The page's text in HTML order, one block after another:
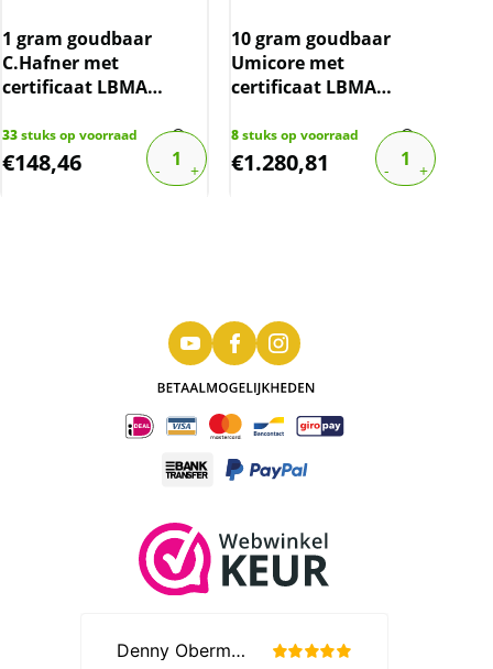
1 gram goudbaar
C.Hafner met
certificaat LBMA
33stuks op voorraad
€148,46
10 gram goudbaar
Umicore met
certificaat LBMA
8stuks op voorraad
€1.280,81